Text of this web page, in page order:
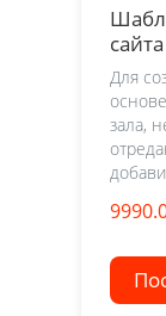
Для
зала,